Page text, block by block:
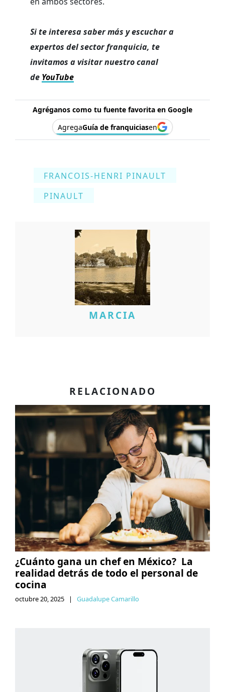
Si te interesa saber más y escuchar a
expertos del sector franquicia, te
invitamos a visitar nuestro canal
de YouTube
Agréganos como tu fuente favorita en Google
AgregaGuía de franquiciasen
FRANCOIS-HENRI PINAULT
PINAULT
MARCIA
RELACIONADO
¿Cuánto gana un chef en México? La
realidad detrás de todo el personal de
cocina
octubre 20, 2025 | Guadalupe Camarillo